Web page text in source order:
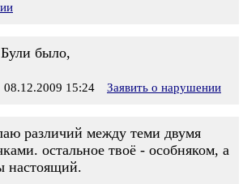
было,
08.12.2009 15:24 Заявить о нарушении
различий между теми двумя
остальное твоё - особняком, а
настоящий.